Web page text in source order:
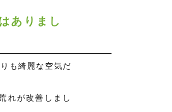
ありまし
も綺麗な空気だ
れが改善しまし